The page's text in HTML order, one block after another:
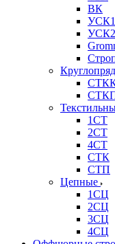
ВК
УСК1
УСК2
1СТ
2СТ
4СТ
СТК
СТП
Цепные
1СЦ
2СЦ
3СЦ
4СЦ